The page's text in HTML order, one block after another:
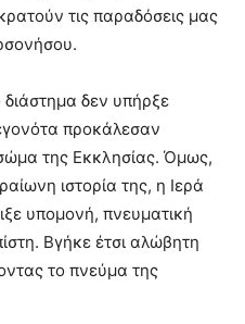
τις παραδόσεις μας
διάστημα δεν υπήρξε
προκάλεσαν
της Εκκλησίας. Όμως,
ιστορία της, η Ιερά
υπομονή, πνευματική
Βγήκε έτσι αλώβητη
το πνεύμα της